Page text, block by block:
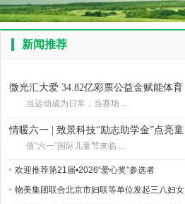
新闻推荐
微光汇大爱 34.82亿彩票公益金赋能体育
强国建设
当运动成为日常，当赛场 ...
情暖六一 | 致景科技“励志助学金”点亮童
年微光值“六一”国际儿童节来临 ...
欢迎推荐第21届•2026“爱心奖”参选者
物美集团联合北京市妇联等单位发起三八妇女